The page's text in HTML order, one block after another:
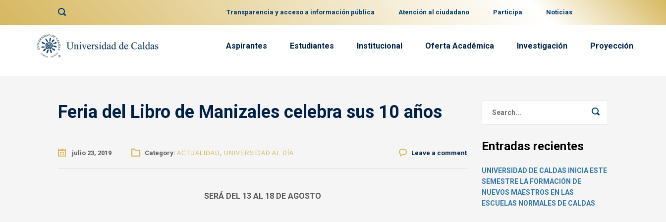
Transparencia y acceso a información pública Atención al ciudadano Participa Noticias
Aspirantes Estudiantes Institucional Oferta Académica Investigación Proyección
Feria del Libro de Manizales celebra sus 10 años
julio 23, 2019 Category: ACTUALIDAD , UNIVERSIDAD AL DÍA Leave a comment
SERÁ DEL 13 AL 18 DE AGOSTO
Entradas recientes
UNIVERSIDAD DE CALDAS INICIA ESTE
SEMESTRE LA FORMACIÓN DE
NUEVOS MAESTROS EN LAS
ESCUELAS NORMALES DE CALDAS